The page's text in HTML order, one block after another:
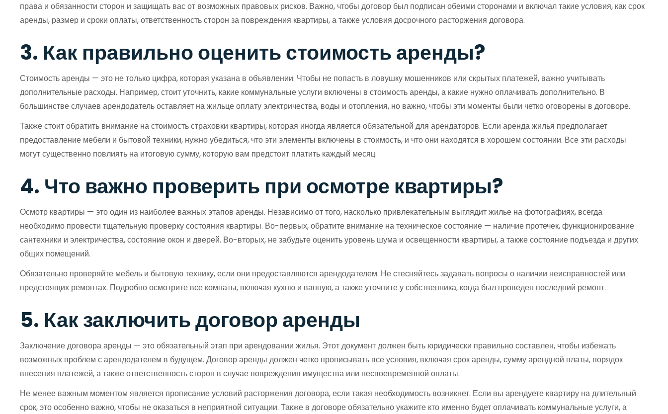
права и обязанности сторон и защищать вас от возможных правовых рисков. Важно, чтобы договор был подписан обеими сторонами и включал такие условия, как срок
аренды, размер и сроки оплаты, ответственность сторон за повреждения квартиры, а также условия досрочного расторжения договора.
3. Как правильно оценить стоимость аренды?
Стоимость аренды — это не только цифра, которая указана в объявлении. Чтобы не попасть в ловушку мошенников или скрытых платежей, важно учитывать
дополнительные расходы. Например, стоит уточнить, какие коммунальные услуги включены в стоимость аренды, а какие нужно оплачивать дополнительно. В
большинстве случаев арендодатель оставляет на жильце оплату электричества, воды и отопления, но важно, чтобы эти моменты были четко оговорены в договоре.
Также стоит обратить внимание на стоимость страховки квартиры, которая иногда является обязательной для арендаторов. Если аренда жилья предполагает
предоставление мебели и бытовой техники, нужно убедиться, что эти элементы включены в стоимость, и что они находятся в хорошем состоянии. Все эти расходы
могут существенно повлиять на итоговую сумму, которую вам предстоит платить каждый месяц.
4. Что важно проверить при осмотре квартиры?
Осмотр квартиры — это один из наиболее важных этапов аренды. Независимо от того, насколько привлекательным выглядит жилье на фотографиях, всегда
необходимо провести тщательную проверку состояния квартиры. Во-первых, обратите внимание на техническое состояние — наличие протечек, функционирование
сантехники и электричества, состояние окон и дверей. Во-вторых, не забудьте оценить уровень шума и освещенности квартиры, а также состояние подъезда и других
общих помещений.
Обязательно проверяйте мебель и бытовую технику, если они предоставляются арендодателем. Не стесняйтесь задавать вопросы о наличии неисправностей или
предстоящих ремонтах. Подробно осмотрите все комнаты, включая кухню и ванную, а также уточните у собственника, когда был проведен последний ремонт.
5. Как заключить договор аренды
Заключение договора аренды — это обязательный этап при арендовании жилья. Этот документ должен быть юридически правильно составлен, чтобы избежать
возможных проблем с арендодателем в будущем. Договор аренды должен четко прописывать все условия, включая срок аренды, сумму арендной платы, порядок
внесения платежей, а также ответственность сторон в случае повреждения имущества или несвоевременной оплаты.
Не менее важным моментом является прописание условий расторжения договора, если такая необходимость возникнет. Если вы арендуете квартиру на длительный
срок, это особенно важно, чтобы не оказаться в неприятной ситуации. Также в договоре обязательно укажите кто именно будет оплачивать коммунальные услуги, а